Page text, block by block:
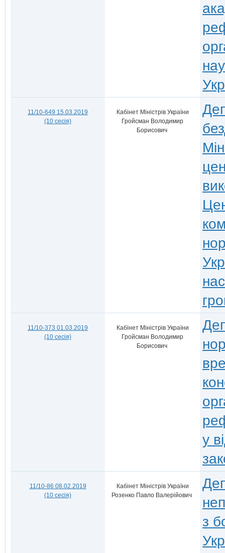
11/10-649 15.03.2019
(10 сесія)
Кабінет Міністрів України
Гройсман Володимир
Борисович
11/10-373 01.03.2019
(10 сесія)
Кабінет Міністрів України
Гройсман Володимир
Борисович
у
11/10-86 08.02.2019
(10 сесія)
Кабінет Міністрів України
Розенко Павло Валерійович
з